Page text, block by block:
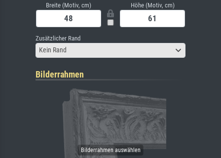
Breite (Motiv, cm) Höhe (Motiv, cm)
Zusätzlicher Rand
Kein Rand
Bilderrahmen